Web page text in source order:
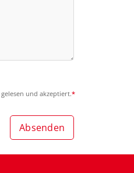
gelesen und akzeptiert.*